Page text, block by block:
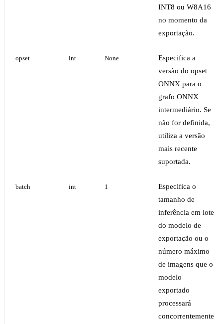
INT8 ou W8A16
no momento da
exportação.
opset int None
Especifica a
versão do opset
ONNX para o
grafo ONNX
intermediário. Se
não for definida,
utiliza a versão
mais recente
suportada.
batch int 1
Especifica o
tamanho de
inferência em lote
do modelo de
exportação ou o
número máximo
de imagens que o
modelo
exportado
processará
concorrentemente